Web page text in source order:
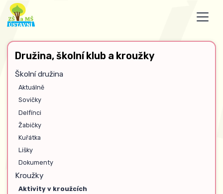
Družina, školní klub a kroužky
Školní družina
Aktuálně
Sovičky
Delfínci
Žabičky
Kuřátka
Lišky
Dokumenty
Kroužky
Aktivity v kroužcích